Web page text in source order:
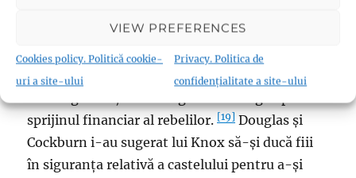
VIEW PREFERENCES
Cookies policy. Politică cookie-
uri a site-ului
Privacy. Politica de
confidențialitate a site-ului
refugiat alături de ei, aproximativ o sută
cincizeci de bărbați în total. Printre prietenii lor
se număra și
Henry Balnaves, fost secretar de
sprijinul financiar al rebelilor.[19] Douglas și
Cockburn i-au sugerat lui Knox să-și ducă fiii
în siguranța relativă a castelului pentru a-și